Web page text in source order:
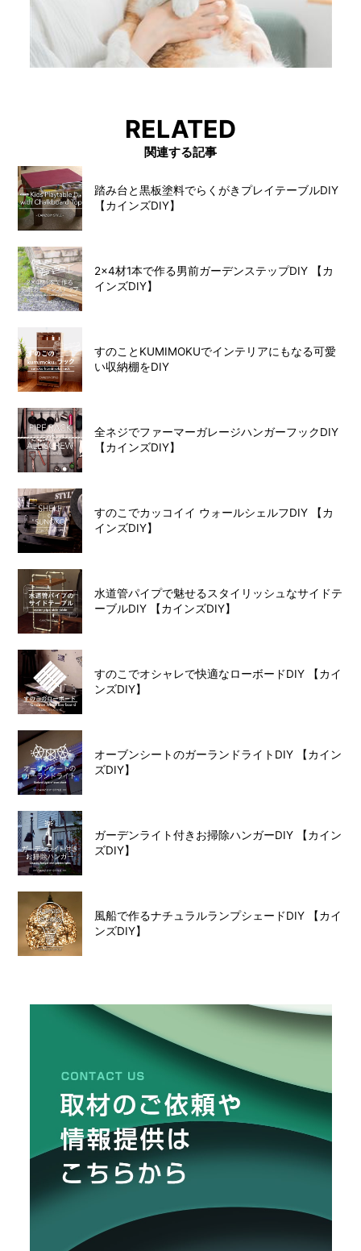
RELATED
関連する記事
踏み台と黒板塗料でらくがきプレイテーブルDIY
【カインズDIY】
2×4材1本で作る男前ガーデンステップDIY 【カ
インズDIY】
すのことKUMIMOKUでインテリアにもなる可愛
い収納棚をDIY
全ネジでファーマーガレージハンガーフックDIY
【カインズDIY】
すのこでカッコイイ ウォールシェルフDIY 【カ
インズDIY】
水道管パイプで魅せるスタイリッシュなサイドテ
ーブルDIY 【カインズDIY】
すのこでオシャレで快適なローボードDIY 【カイ
ンズDIY】
オーブンシートのガーランドライトDIY 【カイン
ズDIY】
ガーデンライト付きお掃除ハンガーDIY 【カイン
ズDIY】
風船で作るナチュラルランプシェードDIY 【カイ
ンズDIY】